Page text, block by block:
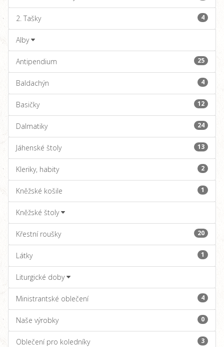
2. Tašky 4
Alby
Antipendium 25
Baldachýn 4
Basičky 12
Dalmatiky 24
Jáhenské štoly 13
Kleriky, habity 2
Kněžské košile 1
Kněžské štoly
Křestní roušky 20
Látky 1
Liturgické doby
Ministrantské oblečení 4
Naše výrobky 0
Oblečení pro koledníky 3